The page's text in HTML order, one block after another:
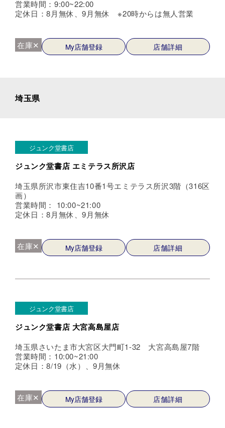
営業時間：9:00~22:00
定休日：8月無休、9月無休 ※20時からは無人営業
在庫✕ My店舗登録 店舗詳細
埼玉県
ジュンク堂書店
ジュンク堂書店 エミテラス所沢店
埼玉県所沢市東住吉10番1号エミテラス所沢3階（316区
画）
営業時間： 10:00~21:00
定休日：8月無休、9月無休
在庫✕ My店舗登録 店舗詳細
ジュンク堂書店
ジュンク堂書店 大宮高島屋店
埼玉県さいたま市大宮区大門町1-32 大宮高島屋7階
営業時間：10:00~21:00
定休日：8/19（水）、9月無休
在庫✕ My店舗登録 店舗詳細